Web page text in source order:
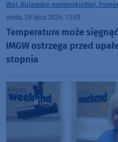
Woj. Kujawsko-pomorskieWoj.
środa, 29 lipca 2026, 13:09
Temperatura może
IMGW ostrzega przed
stopnia